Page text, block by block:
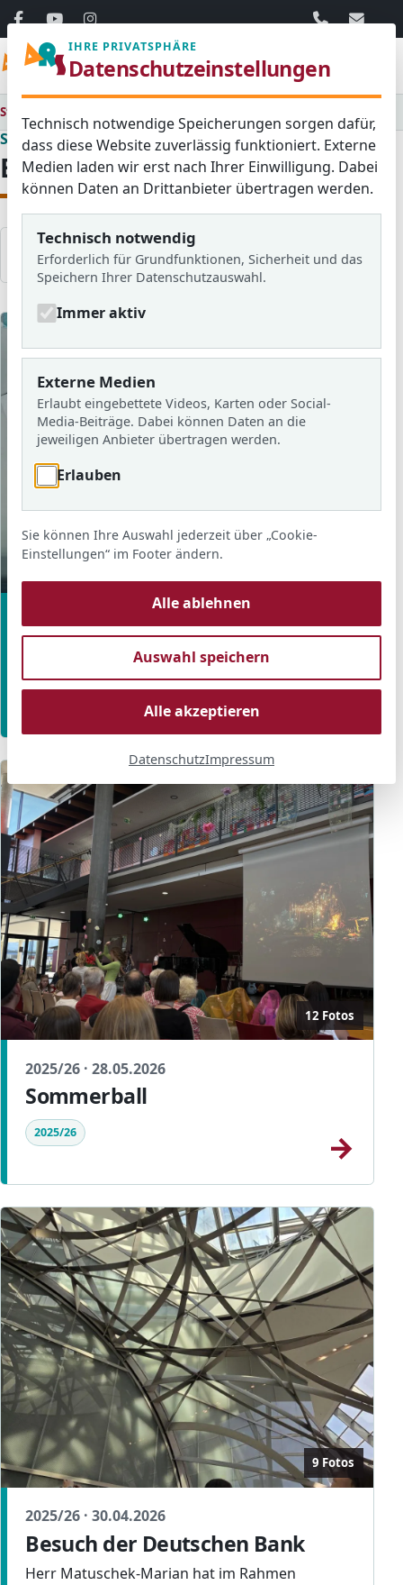
06103 / 30
Startseite
Schulleben in Bildern
Bildergalerien
Galerien filtern
2025/26 Schulfest →
12 Fotos
2025/26 · 28.05.2026
Sommerball
2025/26 →
9 Fotos
2025/26 · 30.04.2026
Besuch der Deutschen Bank
Herr Matuschek-Marian hat im Rahmen
IHRE PRIVATSPHÄRE
Datenschutzeinstellungen
Technisch notwendige Speicherungen sorgen dafür,
dass diese Website zuverlässig funktioniert. Externe
Medien laden wir erst nach Ihrer Einwilligung. Dabei
können Daten an Drittanbieter übertragen werden.
Technisch notwendig
Erforderlich für Grundfunktionen, Sicherheit und das
Speichern Ihrer Datenschutzauswahl.
Immer aktiv
Externe Medien
Erlaubt eingebettete Videos, Karten oder Social-
Media-Beiträge. Dabei können Daten an die
jeweiligen Anbieter übertragen werden.
Erlauben
Sie können Ihre Auswahl jederzeit über „Cookie-
Einstellungen“ im Footer ändern.
Alle ablehnen
Auswahl speichern
Alle akzeptieren
DatenschutzImpressum